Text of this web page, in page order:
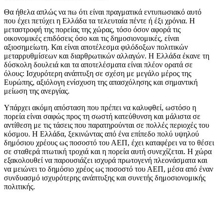
Θα ήθελα απλώς να πω ότι είναι πραγματικά εντυπωσιακό αυτό
που έχει πετύχει η Ελλάδα τα τελευταία πέντε ή έξι χρόνια. Η
μεταστροφή της πορείας της χώρας, τόσο όσον αφορά τις
οικονομικές επιδόσεις όσο και τις δημοσιονομικές, είναι
αξιοσημείωτη. Και είναι αποτέλεσμα φιλόδοξων πολιτικών
μεταρρυθμίσεων και διαρθρωτικών αλλαγών. Η Ελλάδα έκανε τη
δύσκολη δουλειά και τα αποτελέσματα είναι πλέον ορατά σε
όλους: Ισχυρότερη ανάπτυξη σε σχέση με μεγάλο μέρος της
Ευρώπης, αξιόλογη ενίσχυση της απασχόλησης και σημαντική
μείωση της ανεργίας.
Υπάρχει ακόμη απόσταση που πρέπει να καλυφθεί, ωστόσο η
πορεία είναι σαφώς προς τη σωστή κατεύθυνση και μάλιστα σε
αντίθεση με τις τάσεις που παρατηρούνται σε πολλές περιοχές του
κόσμου. Η Ελλάδα, ξεκινώντας από ένα επίπεδο πολύ υψηλού
δημόσιου χρέους ως ποσοστό του ΑΕΠ, έχει καταφέρει να το θέσει
σε σταθερά πτωτική τροχιά και η πορεία αυτή συνεχίζεται. Η χώρα
εξακολουθεί να παρουσιάζει ισχυρά πρωτογενή πλεονάσματα και
να μειώνει το δημόσιο χρέος ως ποσοστό του ΑΕΠ, μέσα από έναν
συνδυασμό ισχυρότερης ανάπτυξης και συνετής δημοσιονομικής
πολιτικής.